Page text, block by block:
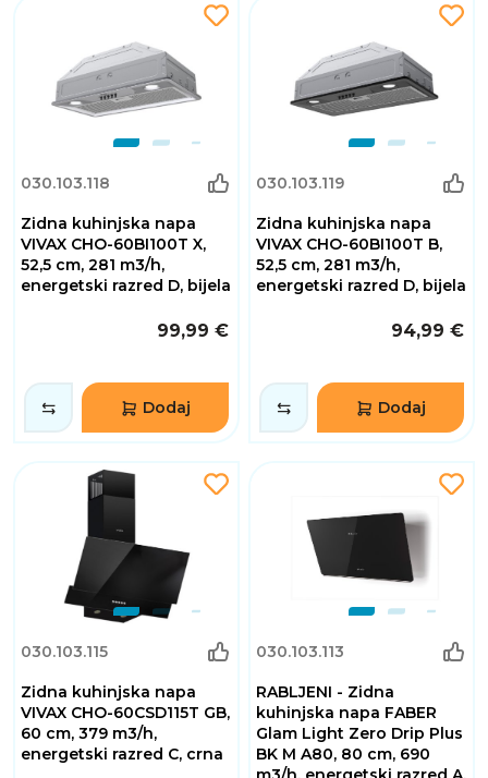
030.103.118
Zidna kuhinjska napa
VIVAX CHO-60BI100T X,
52,5 cm, 281 m3/h,
energetski razred D, bijela
99,99 €
Dodaj
030.103.119
Zidna kuhinjska napa
VIVAX CHO-60BI100T B,
52,5 cm, 281 m3/h,
energetski razred D, bijela
94,99 €
Dodaj
030.103.115
Zidna kuhinjska napa
VIVAX CHO-60CSD115T GB,
60 cm, 379 m3/h,
energetski razred C, crna
030.103.113
RABLJENI - Zidna
kuhinjska napa FABER
Glam Light Zero Drip Plus
BK M A80, 80 cm, 690